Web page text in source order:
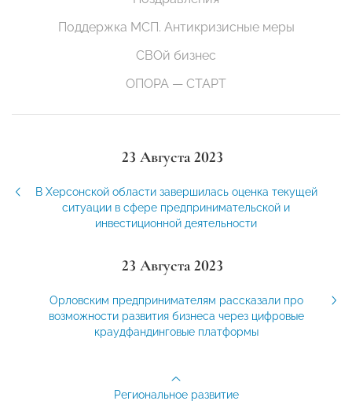
Поддержка МСП. Антикризисные меры
СВОй бизнес
ОПОРА — СТАРТ
23 Августа 2023
В Херсонской области завершилась оценка текущей
ситуации в сфере предпринимательской и
инвестиционной деятельности
23 Августа 2023
Орловским предпринимателям рассказали про
возможности развития бизнеса через цифровые
краудфандинговые платформы
Региональное развитие